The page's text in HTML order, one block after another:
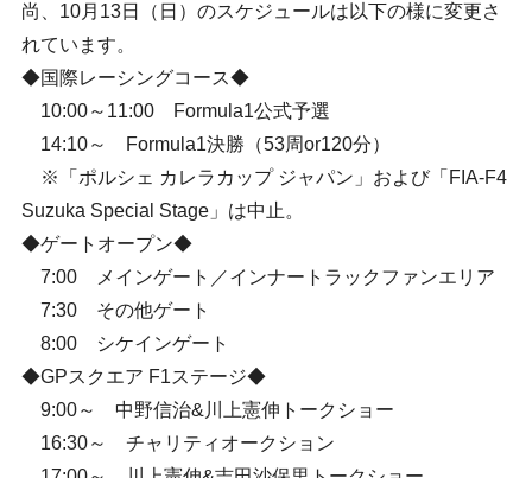
尚、10月13日（日）のスケジュールは以下の様に変更さ
れています。
◆国際レーシングコース◆
10:00～11:00 Formula1公式予選
14:10～ Formula1決勝（53周or120分）
※「ポルシェ カレラカップ ジャパン」および「FIA-F4
Suzuka Special Stage」は中止。
◆ゲートオープン◆
7:00 メインゲート／インナートラックファンエリア
7:30 その他ゲート
8:00 シケインゲート
◆GPスクエア F1ステージ◆
9:00～ 中野信治&川上憲伸トークショー
16:30～ チャリティオークション